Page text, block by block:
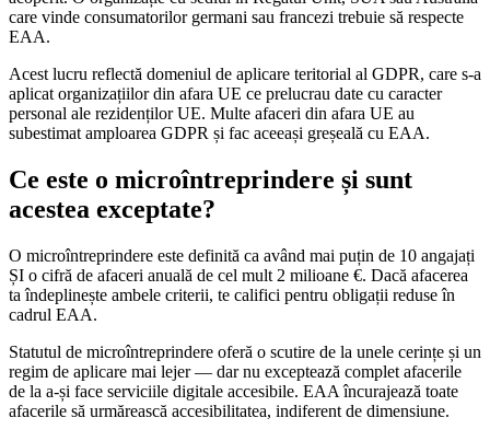
care vinde consumatorilor germani sau francezi trebuie să respecte
EAA.
Acest lucru reflectă domeniul de aplicare teritorial al GDPR, care s-a
aplicat organizațiilor din afara UE ce prelucrau date cu caracter
personal ale rezidenților UE. Multe afaceri din afara UE au
subestimat amploarea GDPR și fac aceeași greșeală cu EAA.
Ce este o microîntreprindere și sunt
acestea exceptate?
O microîntreprindere este definită ca având mai puțin de 10 angajați
ȘI o cifră de afaceri anuală de cel mult 2 milioane €. Dacă afacerea
ta îndeplinește ambele criterii, te califici pentru obligații reduse în
cadrul EAA.
Statutul de microîntreprindere oferă o scutire de la unele cerințe și un
regim de aplicare mai lejer — dar nu exceptează complet afacerile
de la a-și face serviciile digitale accesibile. EAA încurajează toate
afacerile să urmărească accesibilitatea, indiferent de dimensiune.